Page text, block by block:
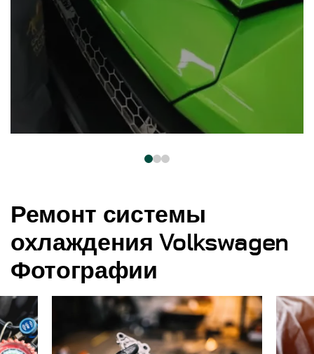
Ремонт системы
охлаждения Volkswagen
Фотографии